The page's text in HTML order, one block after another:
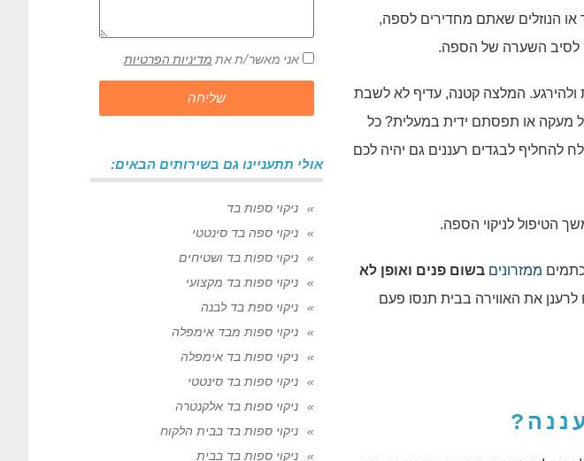
או הנוזלים שאתם מחדירים לספה,
לסיב השערה של הספה.
ולהירגע. המלצה קטנה, עדיף לא לשבת
מעקה או תפסתם ידית במעלית? כל
לבגדים רעננים גם יהיה לכם
הטיפול לניקוי הספה.
ממזרונים בשום פנים ואופן לא
לרענן את האווירה בבית תנסו פעם
?
אני מאשר/ת את מדיניות הפרטיות
שליחה
אולי תתעניינו גם בשירותים הבאים:
ניקוי ספות בד
ניקוי ספה בד סינטטי
ניקוי ספות בד ושטיחים
ניקוי ספות בד מקצועי
ניקוי ספת בד לבנה
ניקוי ספות מבד אימפלה
ניקוי ספות בד אימפלה
ניקוי ספות בד סינטטי
ניקוי ספות בד אלקנטרה
ניקוי ספות בד בבית הלקוח
ניקוי ספות בד בבית